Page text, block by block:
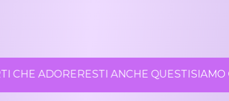
ADORERESTI ANCHE QUESTISIAMO